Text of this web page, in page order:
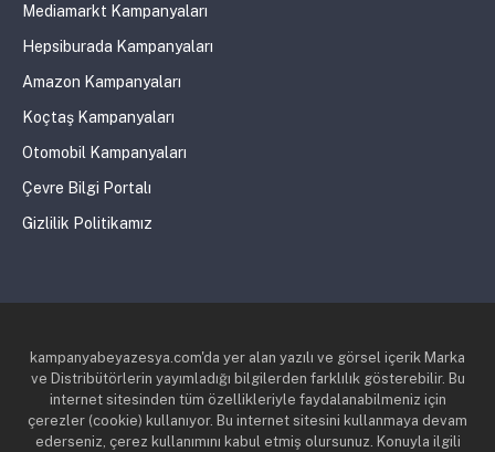
Mediamarkt Kampanyaları
Hepsiburada Kampanyaları
Amazon Kampanyaları
Koçtaş Kampanyaları
Otomobil Kampanyaları
Çevre Bilgi Portalı
Gizlilik Politikamız
kampanyabeyazesya.com'da yer alan yazılı ve görsel içerik Marka
ve Distribütörlerin yayımladığı bilgilerden farklılık gösterebilir. Bu
internet sitesinden tüm özellikleriyle faydalanabilmeniz için
çerezler (cookie) kullanıyor. Bu internet sitesini kullanmaya devam
ederseniz, çerez kullanımını kabul etmiş olursunuz. Konuyla ilgili